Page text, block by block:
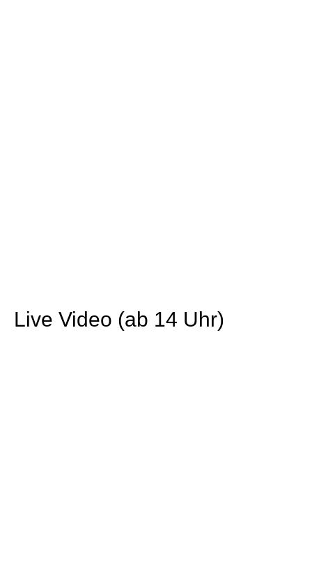
Live Video (ab 14 Uhr)